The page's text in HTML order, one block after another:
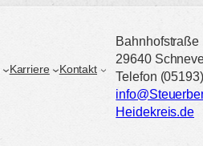
Karriere
Kontakt
Bahnhofstraße
29640
Telefon
Heidekreis.de